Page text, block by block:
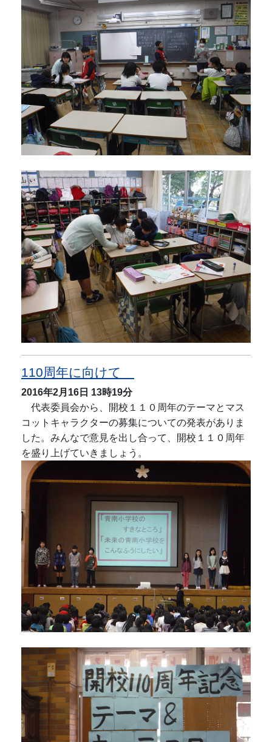
110周年に向けて
2016年2月16日 13時19分
代表委員会から、開校１１０周年のテーマとマス
コットキャラクターの募集についての発表がありま
した。みんなで意見を出し合って、開校１１０周年
を盛り上げていきましょう。